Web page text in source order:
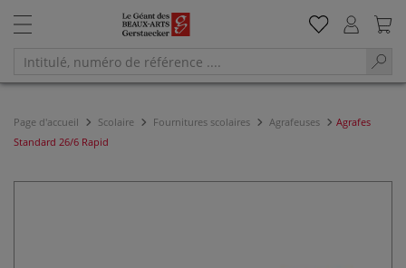
Page d'accueil Scolaire Fournitures scolaires Agrafeuses
Agrafes
Standard 26/6 Rapid